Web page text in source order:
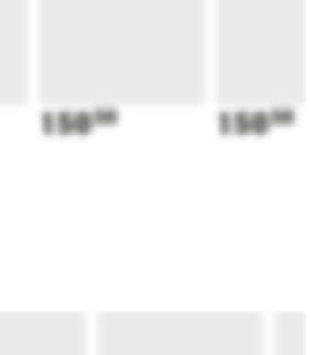
15050 15050